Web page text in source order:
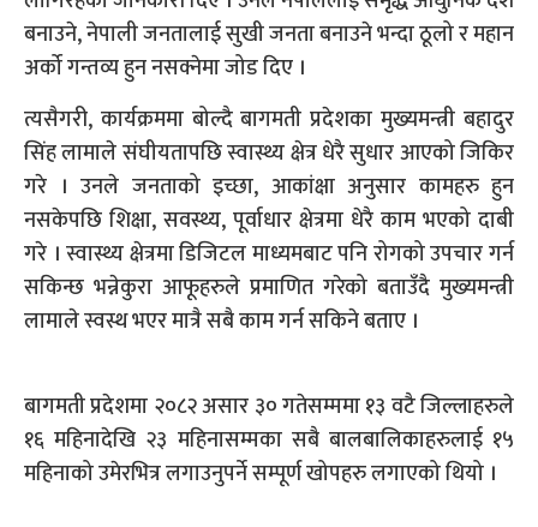
बनाउने, नेपाली जनतालाई सुखी जनता बनाउने भन्दा ठूलो र महान
अर्को गन्तव्य हुन नसक्नेमा जोड दिए ।
त्यसैगरी, कार्यक्रममा बोल्दै बागमती प्रदेशका मुख्यमन्त्री बहादुर
सिंह लामाले संघीयतापछि स्वास्थ्य क्षेत्र धेरै सुधार आएको जिकिर
गरे । उनले जनताको इच्छा, आकांक्षा अनुसार कामहरु हुन
नसकेपछि शिक्षा, सवस्थ्य, पूर्वाधार क्षेत्रमा धेरै काम भएको दाबी
गरे । स्वास्थ्य क्षेत्रमा डिजिटल माध्यमबाट पनि रोगको उपचार गर्न
सकिन्छ भन्नेकुरा आफूहरुले प्रमाणित गरेको बताउँदै मुख्यमन्त्री
लामाले स्वस्थ भएर मात्रै सबै काम गर्न सकिने बताए ।
बागमती प्रदेशमा २०८२ असार ३० गतेसम्ममा १३ वटै जिल्लाहरुले
१६ महिनादेखि २३ महिनासम्मका सबै बालबालिकाहरुलाई १५
महिनाको उमेरभित्र लगाउनुपर्ने सम्पूर्ण खोपहरु लगाएको थियो ।